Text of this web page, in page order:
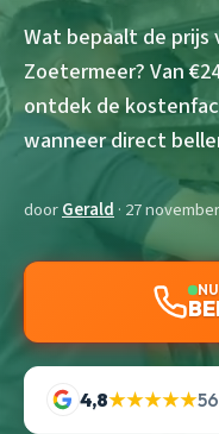
Wat bepaalt de
Zoetermeer? Van
ontdek de
wanneer direct
doorGerald · 27
4,8★★★★★